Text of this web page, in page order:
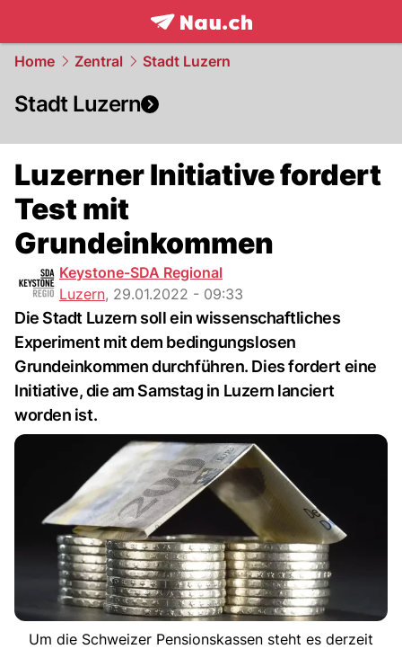
frontpage.NAU.ch
Home Zentral Stadt Luzern
Stadt Luzern
Luzerner Initiative fordert
Test mit
Grundeinkommen
Keystone-SDA Regional
Luzern, 29.01.2022 - 09:33
Die Stadt Luzern soll ein wissenschaftliches
Experiment mit dem bedingungslosen
Grundeinkommen durchführen. Dies fordert eine
Initiative, die am Samstag in Luzern lanciert
worden ist.
Um die Schweizer Pensionskassen steht es derzeit